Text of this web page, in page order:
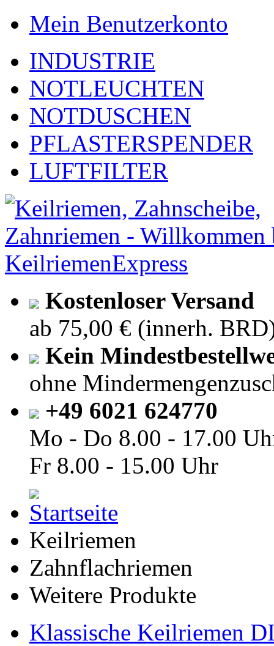
Mein Benutzerkonto
INDUSTRIE
NOTLEUCHTEN
NOTDUSCHEN
PFLASTERSPENDER
LUFTFILTER
Kostenloser Versand
ab 75,00 € (innerh.
Kein
ohne
+49 6021 624770
Mo - Do 8.00 - 17.00
Fr 8.00 - 15.00 Uhr
Keilriemen
Zahnflachriemen
Weitere Produkte
Klassische Keilriemen